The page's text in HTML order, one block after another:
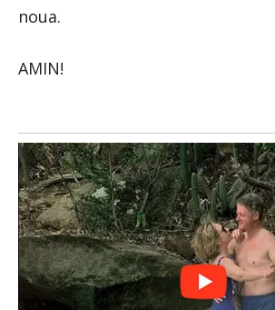
noua.
AMIN!